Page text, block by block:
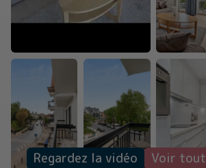
Regardez la vidéo Voir